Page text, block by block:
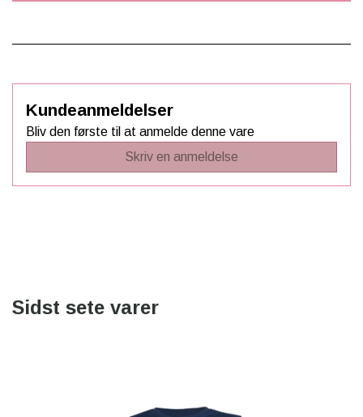
Kundeanmeldelser
Bliv den første til at anmelde denne vare
Skriv en anmeldelse
Sidst sete varer